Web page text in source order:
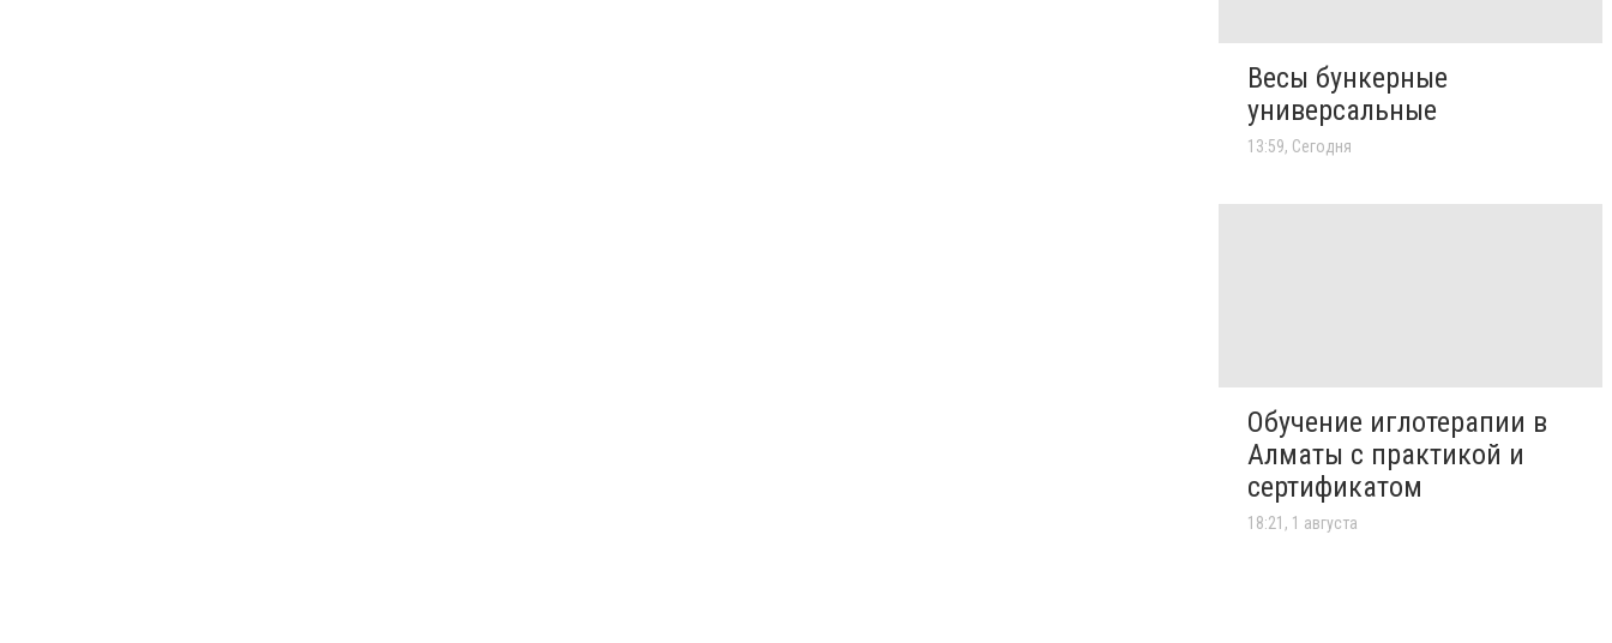
Весы бункерные
универсальные
13:59, Сегодня
Обучение иглотерапии в
Алматы с практикой и
сертификатом
18:21, 1 августа